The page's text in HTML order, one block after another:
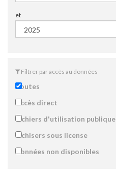
et
Filtrer par accès au données
Toutes
Accès direct
Fichiers d'utilisation publique
Fichisers sous license
Données non disponibles